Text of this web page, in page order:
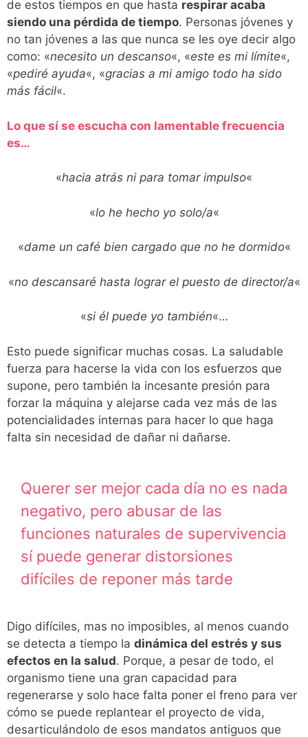
de estos tiempos en que hasta respirar acaba
siendo una pérdida de tiempo. Personas jóvenes y
no tan jóvenes a las que nunca se les oye decir algo
como: «necesito un descanso«, «este es mi límite«,
«pediré ayuda«, «gracias a mi amigo todo ha sido
más fácil«.
Lo que sí se escucha con lamentable frecuencia
es…
«hacia atrás ni para tomar impulso«
«lo he hecho yo solo/a«
«dame un café bien cargado que no he dormido«
«no descansaré hasta lograr el puesto de director/a«
«si él puede yo también«…
Esto puede significar muchas cosas. La saludable
fuerza para hacerse la vida con los esfuerzos que
supone, pero también la incesante presión para
forzar la máquina y alejarse cada vez más de las
potencialidades internas para hacer lo que haga
falta sin necesidad de dañar ni dañarse.
Querer ser mejor cada día no es nada
negativo, pero abusar de las
funciones naturales de supervivencia
sí puede generar distorsiones
difíciles de reponer más tarde
Digo difíciles, mas no imposibles, al menos cuando
se detecta a tiempo la dinámica del estrés y sus
efectos en la salud. Porque, a pesar de todo, el
organismo tiene una gran capacidad para
regenerarse y solo hace falta poner el freno para ver
cómo se puede replantear el proyecto de vida,
desarticulándolo de esos mandatos antiguos que